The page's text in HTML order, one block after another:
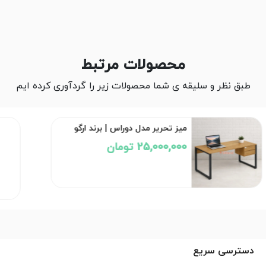
محصولات مرتبط
طبق نظر و سلیقه ی شما محصولات زیر را گردآوری کرده ایم
میز تحریر مدل دوراس | برند ارگو
25,000,000 تومان
دسترسی سریع